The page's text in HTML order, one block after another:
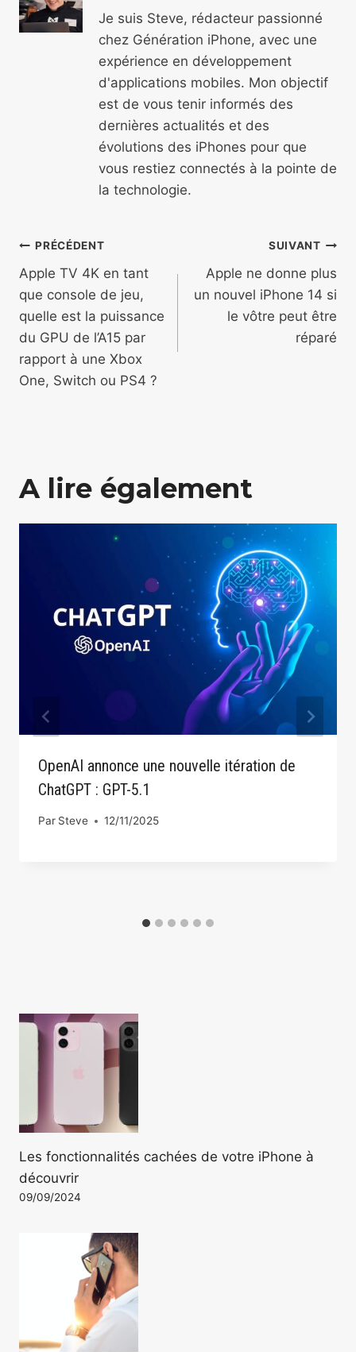
Je suis Steve, rédacteur passionné
chez Génération iPhone, avec une
expérience en développement
d'applications mobiles. Mon objectif
est de vous tenir informés des
dernières actualités et des
évolutions des iPhones pour que
vous restiez connectés à la pointe de
la technologie.
Navigation
de
l’article
PRÉCÉDENT
Apple TV 4K en tant
que console de jeu,
quelle est la puissance
du GPU de l’A15 par
rapport à une Xbox
One, Switch ou PS4 ?
SUIVANT
Apple ne donne plus
un nouvel iPhone 14 si
le vôtre peut être
réparé
A lire également
OpenAI annonce une nouvelle itération de
ChatGPT : GPT-5.1
Par Steve 12/11/2025
Les fonctionnalités cachées de votre iPhone à
découvrir
09/09/2024